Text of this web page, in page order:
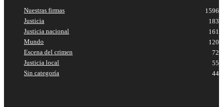
Nuestras firmas
1596
Justicia
183
Justicia nacional
161
Mundo
120
Escena del crimen
72
Justicia local
55
Sin categoría
44